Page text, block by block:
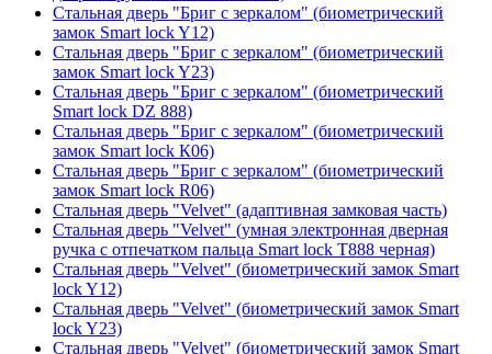
Стальная дверь "Бриг с зеркалом" (биометрический
замок Smart lock Y12)
Стальная дверь "Бриг с зеркалом" (биометрический
замок Smart lock Y23)
Стальная дверь "Бриг с зеркалом" (биометрический
Smart lock DZ 888)
Стальная дверь "Бриг с зеркалом" (биометрический
замок Smart lock К06)
Стальная дверь "Бриг с зеркалом" (биометрический
замок Smart lock R06)
Стальная дверь "Velvet" (адаптивная замковая часть)
Стальная дверь "Velvet" (умная электронная дверная
ручка с отпечатком пальца Smart lock T888 черная)
Стальная дверь "Velvet" (биометрический замок Smart
lock Y12)
Стальная дверь "Velvet" (биометрический замок Smart
lock Y23)
Стальная дверь "Velvet" (биометрический замок Smart